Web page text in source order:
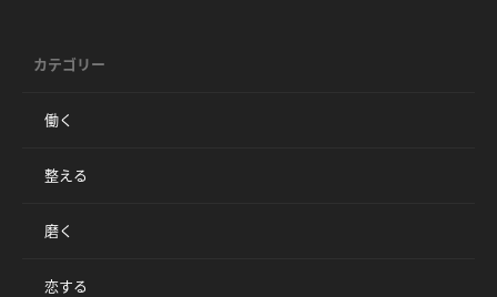
カテゴリー
働く
整える
磨く
恋する